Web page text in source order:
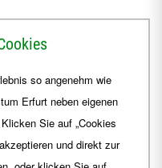
so angenehm wie
Erfurt neben eigenen
Sie auf „Cookies
und direkt zur